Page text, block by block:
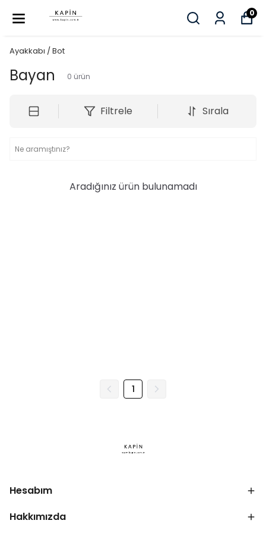
0
Ayakkabı / Bot
Bayan 0 ürün
Filtrele Sırala
Aradığınız ürün bulunamadı
1
Hesabım
Hakkımızda